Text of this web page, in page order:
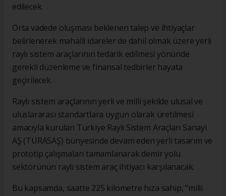
edilecek.
Orta vadede oluşması beklenen talep ve ihtiyaçlar
belirlenerek mahalli idareler de dahil olmak üzere yerli
raylı sistem araçlarının tedarik edilmesi yönünde
gerekli düzenleme ve finansal tedbirler hayata
geçirilecek.
Raylı sistem araçlarının yerli ve milli şekilde ulusal ve
uluslararası standartlara uygun olarak üretilmesi
amacıyla kurulan Türkiye Raylı Sistem Araçları Sanayi
AŞ (TÜRASAŞ) bünyesinde devam eden yerli tasarım ve
prototip çalışmaları tamamlanarak demir yolu
sektörünün raylı sistem araç ihtiyacı karşılanacak.
Bu kapsamda, saatte 225 kilometre hıza sahip, "milli